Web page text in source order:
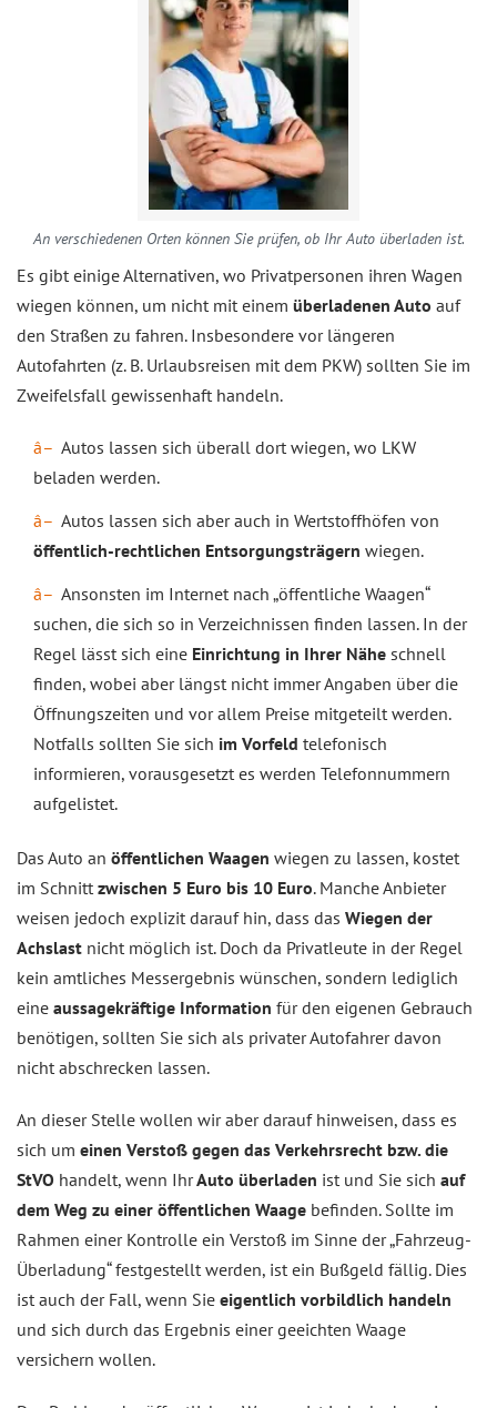
An verschiedenen Orten können Sie prüfen, ob Ihr Auto überladen ist.
Es gibt einige Alternativen, wo Privatpersonen ihren Wagen
wiegen können, um nicht mit einem überladenen Auto auf
den Straßen zu fahren. Insbesondere vor längeren
Autofahrten (z. B. Urlaubsreisen mit dem PKW) sollten Sie im
Zweifelsfall gewissenhaft handeln.
Autos lassen sich überall dort wiegen, wo LKW
beladen werden.
Autos lassen sich aber auch in Wertstoffhöfen von
öffentlich-rechtlichen Entsorgungsträgern wiegen.
Ansonsten im Internet nach „öffentliche Waagen“
suchen, die sich so in Verzeichnissen finden lassen. In der
Regel lässt sich eine Einrichtung in Ihrer Nähe schnell
finden, wobei aber längst nicht immer Angaben über die
Öffnungszeiten und vor allem Preise mitgeteilt werden.
Notfalls sollten Sie sich im Vorfeld telefonisch
informieren, vorausgesetzt es werden Telefonnummern
aufgelistet.
Das Auto an öffentlichen Waagen wiegen zu lassen, kostet
im Schnitt zwischen 5 Euro bis 10 Euro. Manche Anbieter
weisen jedoch explizit darauf hin, dass das Wiegen der
Achslast nicht möglich ist. Doch da Privatleute in der Regel
kein amtliches Messergebnis wünschen, sondern lediglich
eine aussagekräftige Information für den eigenen Gebrauch
benötigen, sollten Sie sich als privater Autofahrer davon
nicht abschrecken lassen.
An dieser Stelle wollen wir aber darauf hinweisen, dass es
sich um einen Verstoß gegen das Verkehrsrecht bzw. die
StVO handelt, wenn IhrAuto überladen ist und Sie sich auf
dem Weg zu einer öffentlichen Waage befinden. Sollte im
Rahmen einer Kontrolle ein Verstoß im Sinne der „Fahrzeug-
Überladung“ festgestellt werden, ist ein Bußgeld fällig. Dies
ist auch der Fall, wenn Sie eigentlich vorbildlich handeln
und sich durch das Ergebnis einer geeichten Waage
versichern wollen.